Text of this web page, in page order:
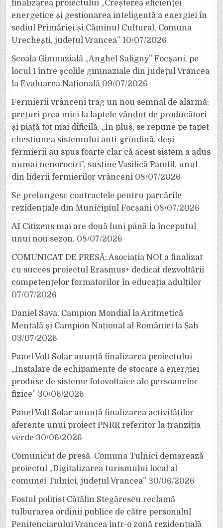
finalizarea proiectului „Creșterea eficienței
energetice și gestionarea inteligentă a energiei în
sediul Primăriei și Căminul Cultural, Comuna
Urechești, județul Vrancea” 10/07/2026
Școala Gimnazială „Anghel Saligny” Focșani, pe
locul I între școlile gimnaziale din județul Vrancea
la Evaluarea Națională 09/07/2026
Fermierii vrânceni trag un nou semnal de alarmă:
prețuri prea mici la laptele vândut de producători
și piață tot mai dificilă. „În plus, se repune pe tapet
chestiunea sistemului anti-grindină, deși
fermierii au spus foarte clar că acest sistem a adus
numai nenorociri”, susține Vasilică Pamfil, unul
din liderii fermierilor vrânceni 08/07/2026
Se prelungesc contractele pentru parcările
rezidențiale din Municipiul Focșani 08/07/2026
AI Citizens mai are două luni până la începutul
unui nou sezon. 08/07/2026
COMUNICAT DE PRESĂ: Asociația NOI a finalizat
cu succes proiectul Erasmus+ dedicat dezvoltării
competențelor formatorilor în educația adulților
07/07/2026
Daniel Sava, Campion Mondial la Aritmetică
Mentală și Campion Național al României la Șah
03/07/2026
Panel Volt Solar anunță finalizarea proiectului
„Instalare de echipamente de stocare a energiei
produse de sisteme fotovoltaice ale persoanelor
fizice” 30/06/2026
Panel Volt Solar anunță finalizarea activităților
aferente unui proiect PNRR referitor la tranziția
verde 30/06/2026
Comunicat de presă. Comuna Tulnici demarează
proiectul „Digitalizarea turismului local al
comunei Tulnici, județul Vrancea” 30/06/2026
Fostul polițist Cătălin Stegărescu reclamă
tulburarea ordinii publice de către personalul
Penitenciarului Vrancea într-o zonă rezidențială